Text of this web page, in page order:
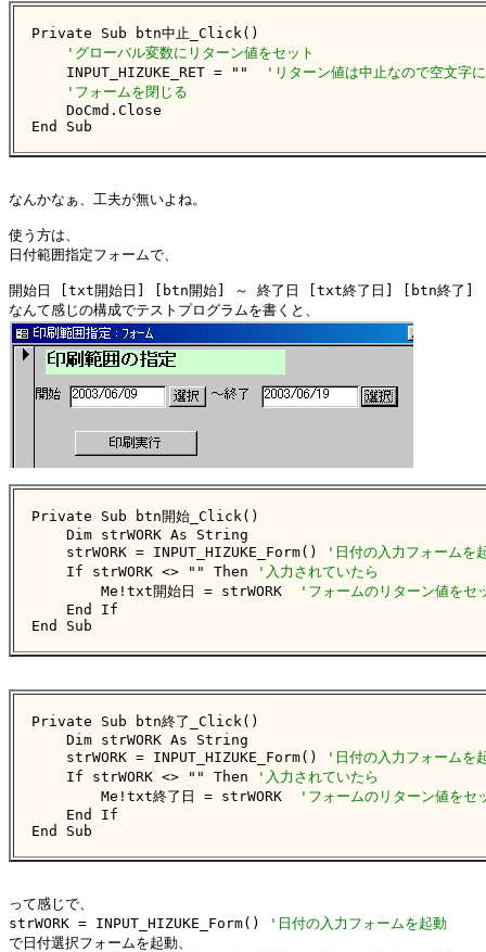
Private Sub btn中止_Click()
'グローバル変数にリターン値をセット
    INPUT_HIZUKE_RET = ""
'リターン値は中止なので空文字
'フォームを閉じる
    DoCmd.Close
End Sub
なんかなぁ、工夫が無いよね。
使う方は、
日付範囲指定フォームで、
開始日 [txt開始日] [btn開始] ～ 終了日 [txt終了日] [btn終了]
Private Sub btn開始_Click()
    Dim strWORK As String
    strWORK = INPUT_HIZUKE_Form()
'日付の入力フォームを
    If strWORK <> "" Then
'入力されていたら
        Me!txt開始日 = strWORK
'フォームのリターン値をセ
    End If
End Sub
Private Sub btn終了_Click()
    Dim strWORK As String
    strWORK = INPUT_HIZUKE_Form()
'日付の入力フォームを
    If strWORK <> "" Then
'入力されていたら
        Me!txt終了日 = strWORK
'フォームのリターン値をセ
    End If
End Sub
って感じで、
strWORK = INPUT_HIZUKE_Form()
'日付の入力フォームを起動
で日付選択フォームを起動、